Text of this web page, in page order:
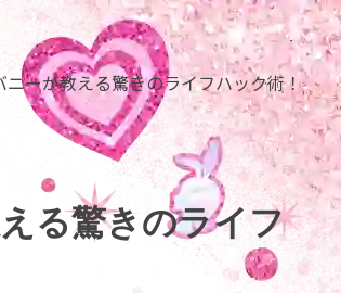
ーが教える驚きのライフハック術！
る驚きのライフ